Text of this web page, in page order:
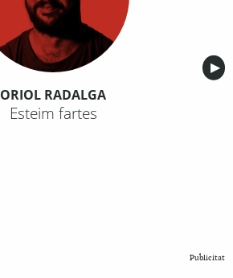
▶︎
ORIOL RADALGA
Esteim fartes
Publicitat